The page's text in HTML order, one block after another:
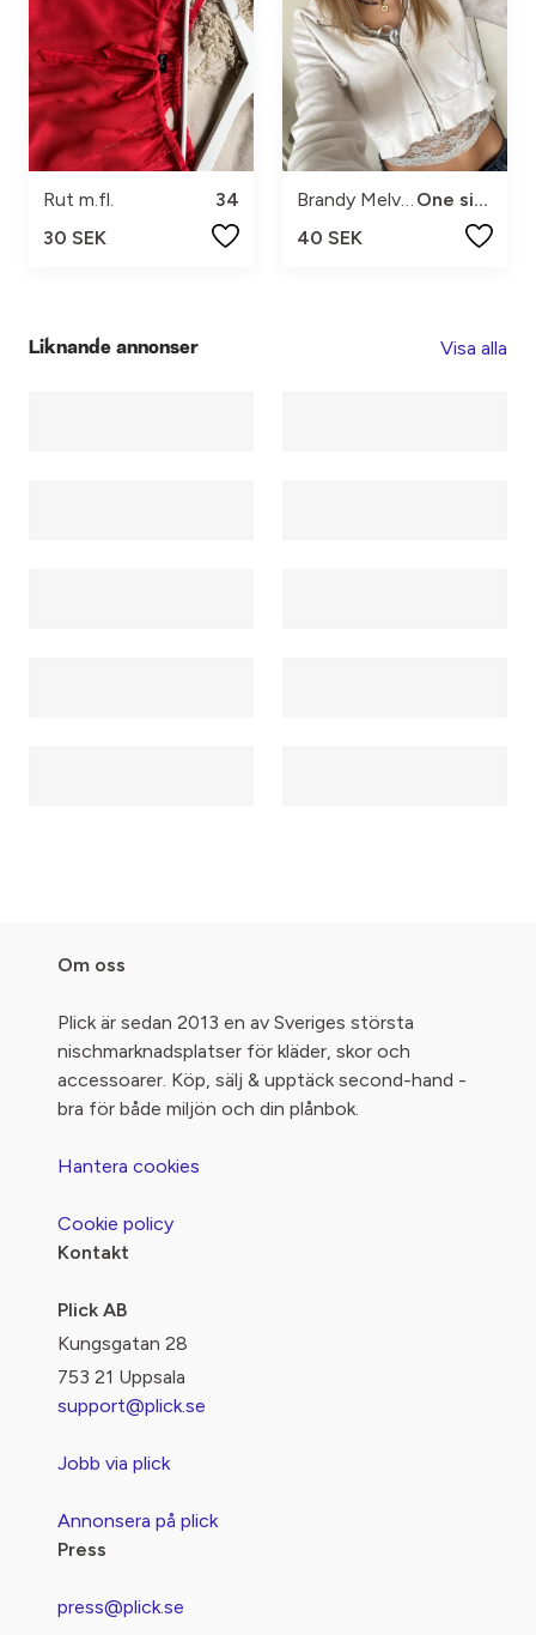
Rut m.fl.
34
30 SEK
Brandy Melville
One size
40 SEK
Liknande annonser Visa alla
Om oss
Plick är sedan 2013 en av Sveriges största
nischmarknadsplatser för kläder, skor och
accessoarer. Köp, sälj & upptäck second-hand -
bra för både miljön och din plånbok.
Hantera cookies
Cookie policy
Kontakt
Plick AB
Kungsgatan 28
753 21 Uppsala
support@plick.se
Jobb via plick
Annonsera på plick
Press
press@plick.se